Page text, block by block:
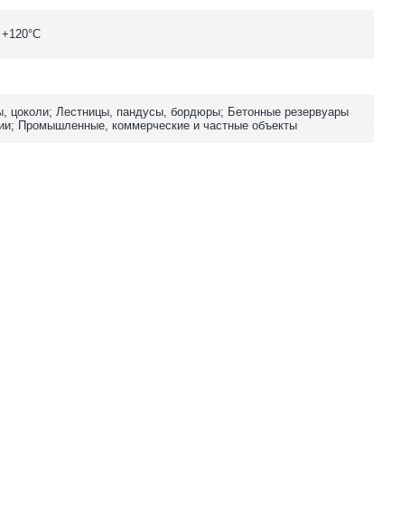
цоколи; Лестницы, пандусы, бордюры; Бетонные резервуары
Промышленные, коммерческие и частные объекты